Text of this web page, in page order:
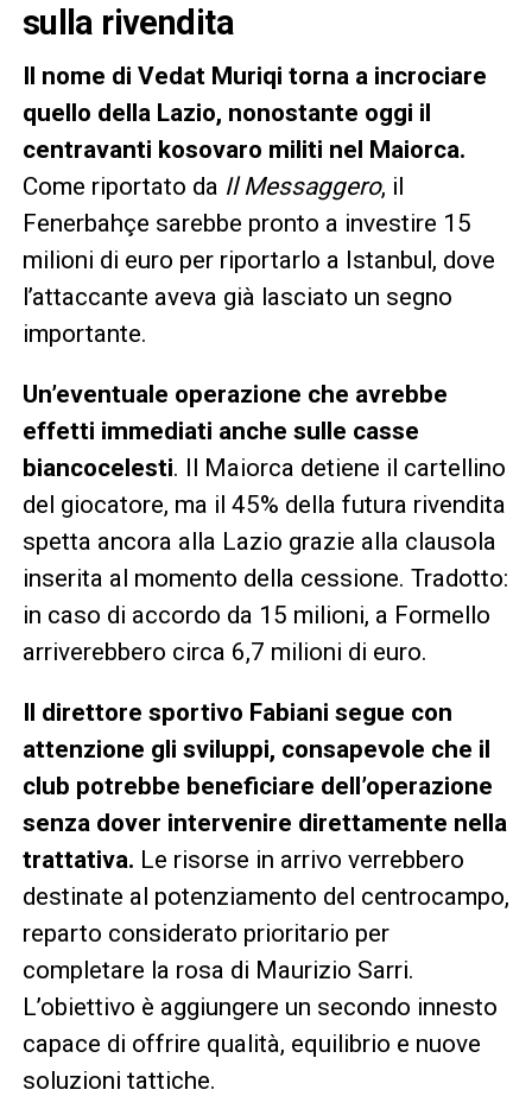
sulla rivendita
Il nome di Vedat Muriqi torna a incrociare
quello della Lazio, nonostante oggi il
centravanti kosovaro militi nel Maiorca.
Come riportato da Il Messaggero, il
Fenerbahçe sarebbe pronto a investire 15
milioni di euro per riportarlo a Istanbul, dove
l’attaccante aveva già lasciato un segno
importante.
Un’eventuale operazione che avrebbe
effetti immediati anche sulle casse
biancocelesti. Il Maiorca detiene il cartellino
del giocatore, ma il 45% della futura rivendita
spetta ancora alla Lazio grazie alla clausola
inserita al momento della cessione. Tradotto:
in caso di accordo da 15 milioni, a Formello
arriverebbero circa 6,7 milioni di euro.
Il direttore sportivo Fabiani segue con
attenzione gli sviluppi, consapevole che il
club potrebbe beneficiare dell’operazione
senza dover intervenire direttamente nella
trattativa. Le risorse in arrivo verrebbero
destinate al potenziamento del centrocampo,
reparto considerato prioritario per
completare la rosa di Maurizio Sarri.
L’obiettivo è aggiungere un secondo innesto
capace di offrire qualità, equilibrio e nuove
soluzioni tattiche.